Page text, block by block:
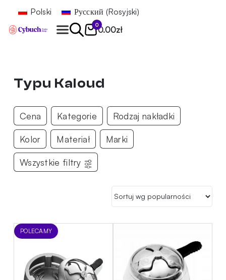
Polski Русский (Rosyjski)
0
0.00zł
Typu Kaloud
Cena Kategorie Rodzaj nakładki
Kolor Materiał Marki
Wszystkie filtry
POLECAMY